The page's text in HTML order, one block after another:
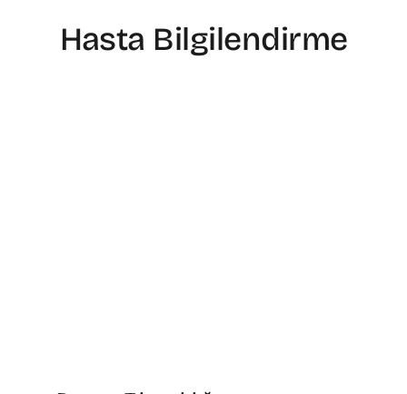
Hasta Bilgilendirme